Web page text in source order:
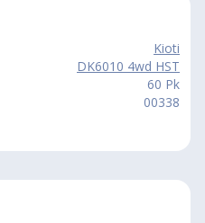
Kioti
DK6010 4wd HST
60 Pk
00338